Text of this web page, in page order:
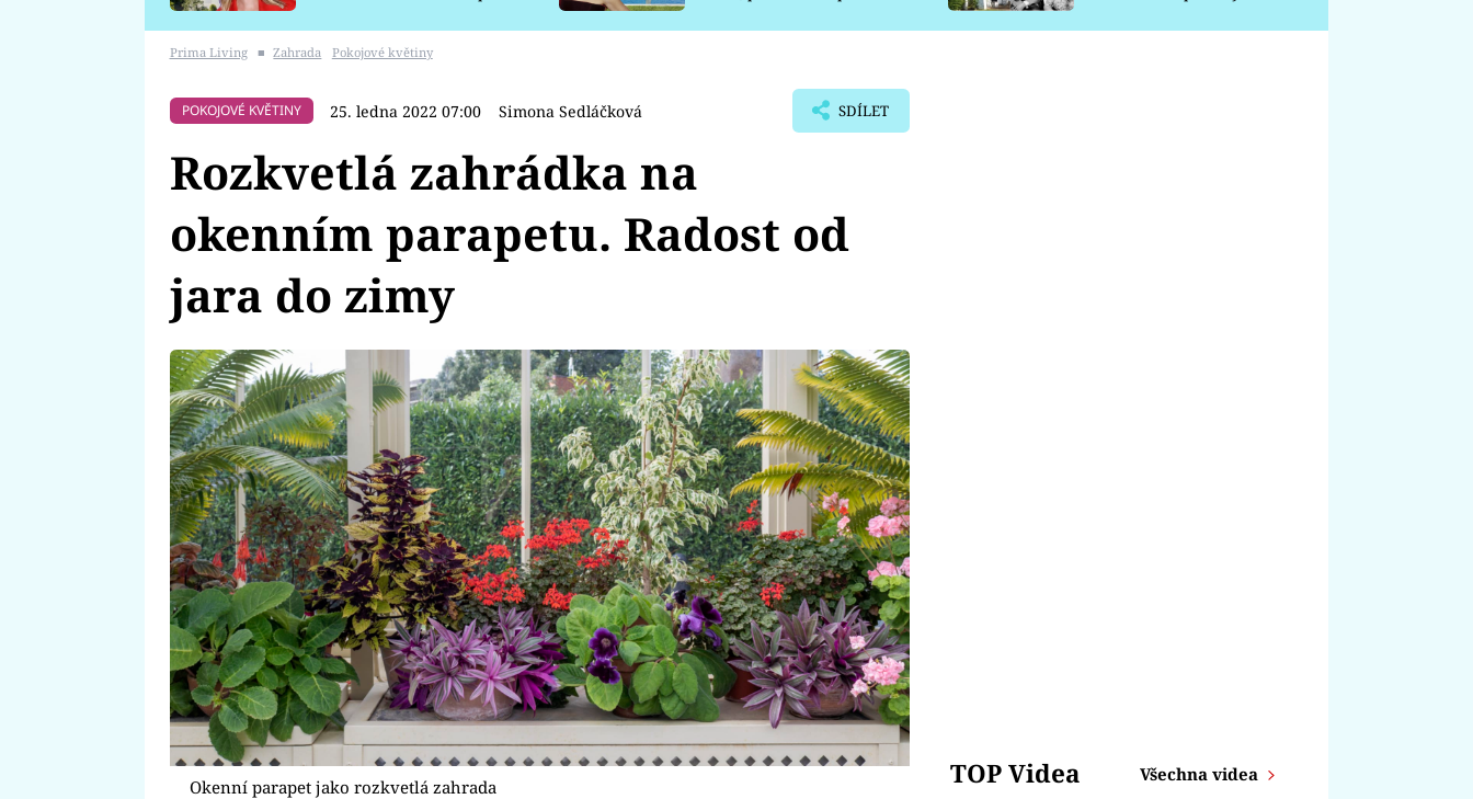
Prima Living ■ Zahrada Pokojové květiny
POKOJOVÉ KVĚTINY 25. ledna 2022 07:00 Simona Sedláčková SDÍLET
Rozkvetlá zahrádka na
okenním parapetu. Radost od
jara do zimy
Okenní parapet jako rozkvetlá zahrada TOP Videa Všechna videa